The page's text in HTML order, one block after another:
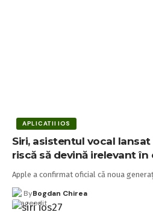
APLICATII IOS
Siri, asistentul vocal lansat
riscă să devină irelevant
Apple a confirmat oficial că noua
ByBogdan Chirea